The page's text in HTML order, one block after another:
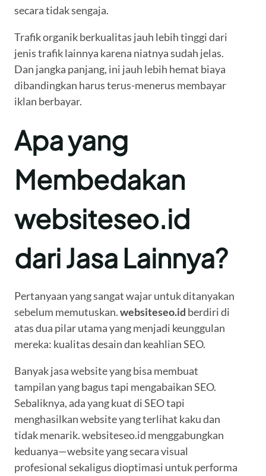
secara tidak sengaja.
Trafik organik berkualitas jauh lebih tinggi dari
jenis trafik lainnya karena niatnya sudah jelas.
Dan jangka panjang, ini jauh lebih hemat biaya
dibandingkan harus terus-menerus membayar
iklan berbayar.
Apa yang
Membedakan
websiteseo.id
dari Jasa Lainnya?
Pertanyaan yang sangat wajar untuk ditanyakan
sebelum memutuskan.websiteseo.id berdiri di
atas dua pilar utama yang menjadi keunggulan
mereka: kualitas desain dan keahlian SEO.
Banyak jasa website yang bisa membuat
tampilan yang bagus tapi mengabaikan SEO.
Sebaliknya, ada yang kuat di SEO tapi
menghasilkan website yang terlihat kaku dan
tidak menarik. websiteseo.id menggabungkan
keduanya—website yang secara visual
profesional sekaligus dioptimasi untuk performa